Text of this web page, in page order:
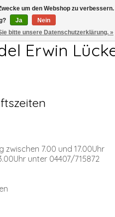
FR 7.00-13.00Uhr
Erwin
7.00 und 17.00Uhr
unter 04407/715872
um den Webshop zu verbessern.
Ja
Nein
bitte unsere Datenschutzerklärung. »